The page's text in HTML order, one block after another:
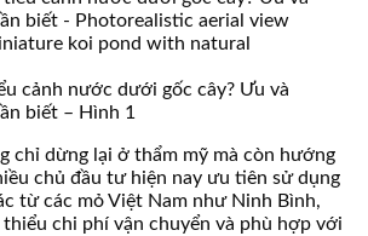
cảnh nước dưới gốc cây? Ưu và
biết – Hình 1
chỉ dừng lại ở thẩm mỹ mà còn hướng
chủ đầu tư hiện nay ưu tiên sử dụng
từ các mỏ Việt Nam như Ninh Bình,
thiểu chi phí vận chuyển và phù hợp với